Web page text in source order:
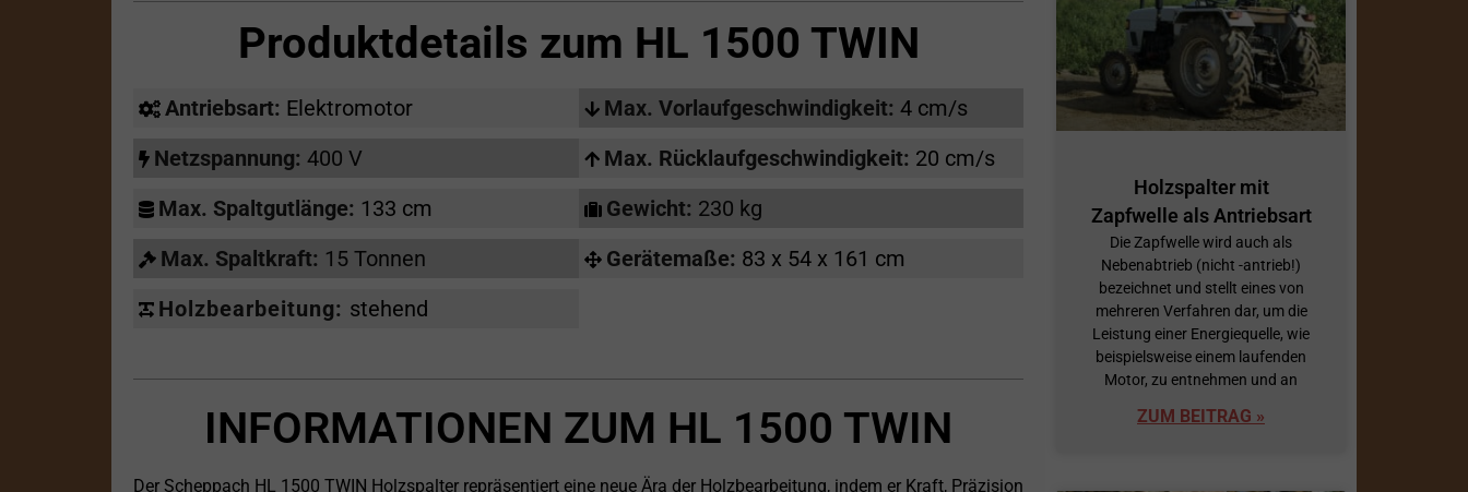
Produktdetails zum HL 1500 TWIN
Antriebsart: Elektromotor
Netzspannung: 400 V
Max. Spaltgutlänge: 133 cm
Max. Spaltkraft: 15 Tonnen
Holzbearbeitung: stehend
Max. Vorlaufgeschwindigkeit: 4 cm/s
Max. Rücklaufgeschwindigkeit: 20 cm/s
Gewicht: 230 kg
Gerätemaße: 83 x 54 x 161 cm
INFORMATIONEN ZUM HL 1500 TWIN
Der Scheppach HL 1500 TWIN Holzspalter repräsentiert eine neue Ära der Holzbearbeitung, indem er Kraft, Präzision
Holzspalter mit
Zapfwelle als Antriebsart
Die Zapfwelle wird auch als
Nebenabtrieb (nicht -antrieb!)
bezeichnet und stellt eines von
mehreren Verfahren dar, um die
Leistung einer Energiequelle, wie
beispielsweise einem laufenden
Motor, zu entnehmen und an
ZUM BEITRAG »